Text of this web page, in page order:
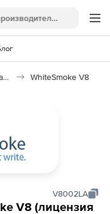
Текстовые редакторы WhiteSmoke V8
V8002LA
V8 (лицензия